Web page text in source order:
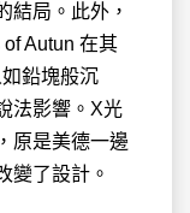
結局。此外，
Autun 在其
鉛塊般沉
法影響。X光
原是美德一邊
變了設計。